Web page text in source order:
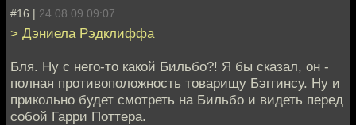
#16 | 24.08.09 09:07
> Дэниела Рэдклиффа
Бля. Ну с него-то какой Бильбо?! Я бы сказал, он -
полная противоположность товарищу Бэггинсу. Ну и
прикольно будет смотреть на Бильбо и видеть перед
собой Гарри Поттера.